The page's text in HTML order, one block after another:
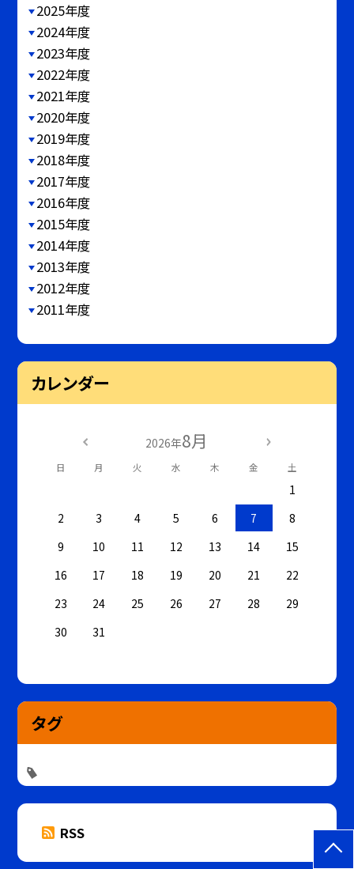
2025年度
2024年度
2023年度
2022年度
2021年度
2020年度
2019年度
2018年度
2017年度
2016年度
2015年度
2014年度
2013年度
2012年度
2011年度
カレンダー
2026年8月
日 月 火 水 木 金 土
1
2
3 4 5 6 7
8
9
10 11 12 13 14
15
16
17 18 19 20 21
22
23
24 25 26 27 28
29
30
31
タグ
RSS